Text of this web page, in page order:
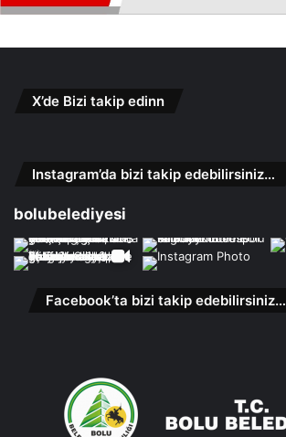
X’de Bizi takip edinn
Instagram’da bizi takip edebilirsiniz…
bolubelediyesi
Facebook’ta bizi takip edebilirsiniz…